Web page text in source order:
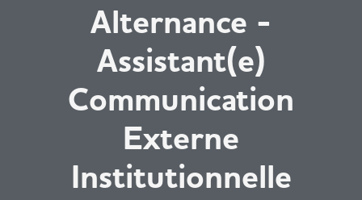
Alternance -
Assistant(e)
Communication
Externe
Institutionnelle